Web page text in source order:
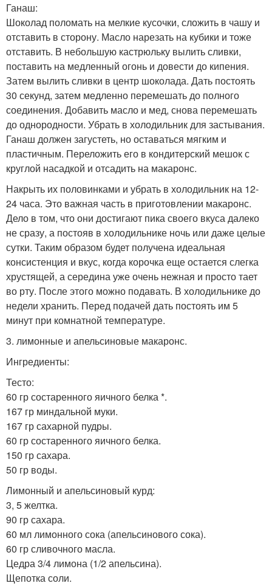
Ганаш:
Шоколад поломать на мелкие кусочки, сложить в чашу и
отставить в сторону. Масло нарезать на кубики и тоже
отставить. В небольшую кастрюльку вылить сливки,
поставить на медленный огонь и довести до кипения.
Затем вылить сливки в центр шоколада. Дать постоять
30 секунд, затем медленно перемешать до полного
соединения. Добавить масло и мед, снова перемешать
до однородности. Убрать в холодильник для застывания.
Ганаш должен загустеть, но оставаться мягким и
пластичным. Переложить его в кондитерский мешок с
круглой насадкой и отсадить на макаронс.
Накрыть их половинками и убрать в холодильник на 12-
24 часа. Это важная часть в приготовлении макаронс.
Дело в том, что они достигают пика своего вкуса далеко
не сразу, а постояв в холодильнике ночь или даже целые
сутки. Таким образом будет получена идеальная
консистенция и вкус, когда корочка еще остается слегка
хрустящей, а середина уже очень нежная и просто тает
во рту. После этого можно подавать. В холодильнике до
недели хранить. Перед подачей дать постоять им 5
минут при комнатной температуре.
3. лимонные и апельсиновые макаронс.
Ингредиенты:
Тесто:
60 гр состаренного яичного белка *.
167 гр миндальной муки.
167 гр сахарной пудры.
60 гр состаренного яичного белка.
150 гр сахара.
50 гр воды.
Лимонный и апельсиновый курд:
3, 5 желтка.
90 гр сахара.
60 мл лимонного сока (апельсинового сока).
60 гр сливочного масла.
Цедра 3/4 лимона (1/2 апельсина).
Щепотка соли.